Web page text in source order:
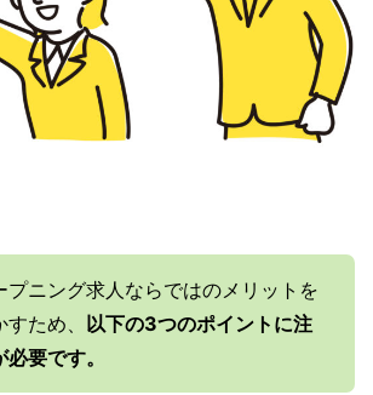
プニング求人ならではのメリットを
ため、 以下の3つのポイントに注
必要です。